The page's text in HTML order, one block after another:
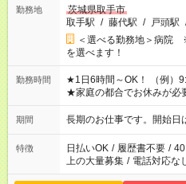
勤務地
茨城県取手市
取手駅 / 藤代駅 / 戸頭駅
＜選べる勤務地＞病院
を選べます！
勤務時間
★1日6時間～OK！ （例）
★家庭の都合でお休みが必
※シフトはご希望に合わせて調整可能
1日7時間 ＊日勤のみ ＊土
仕事をご紹介できます！ 登録の際に、あなたのご希望をお聞か
せください。
期間 長期のお仕事です。開始
特徴 日払いOK / 履歴書不要 /
上の大量募集 / 電話対応な